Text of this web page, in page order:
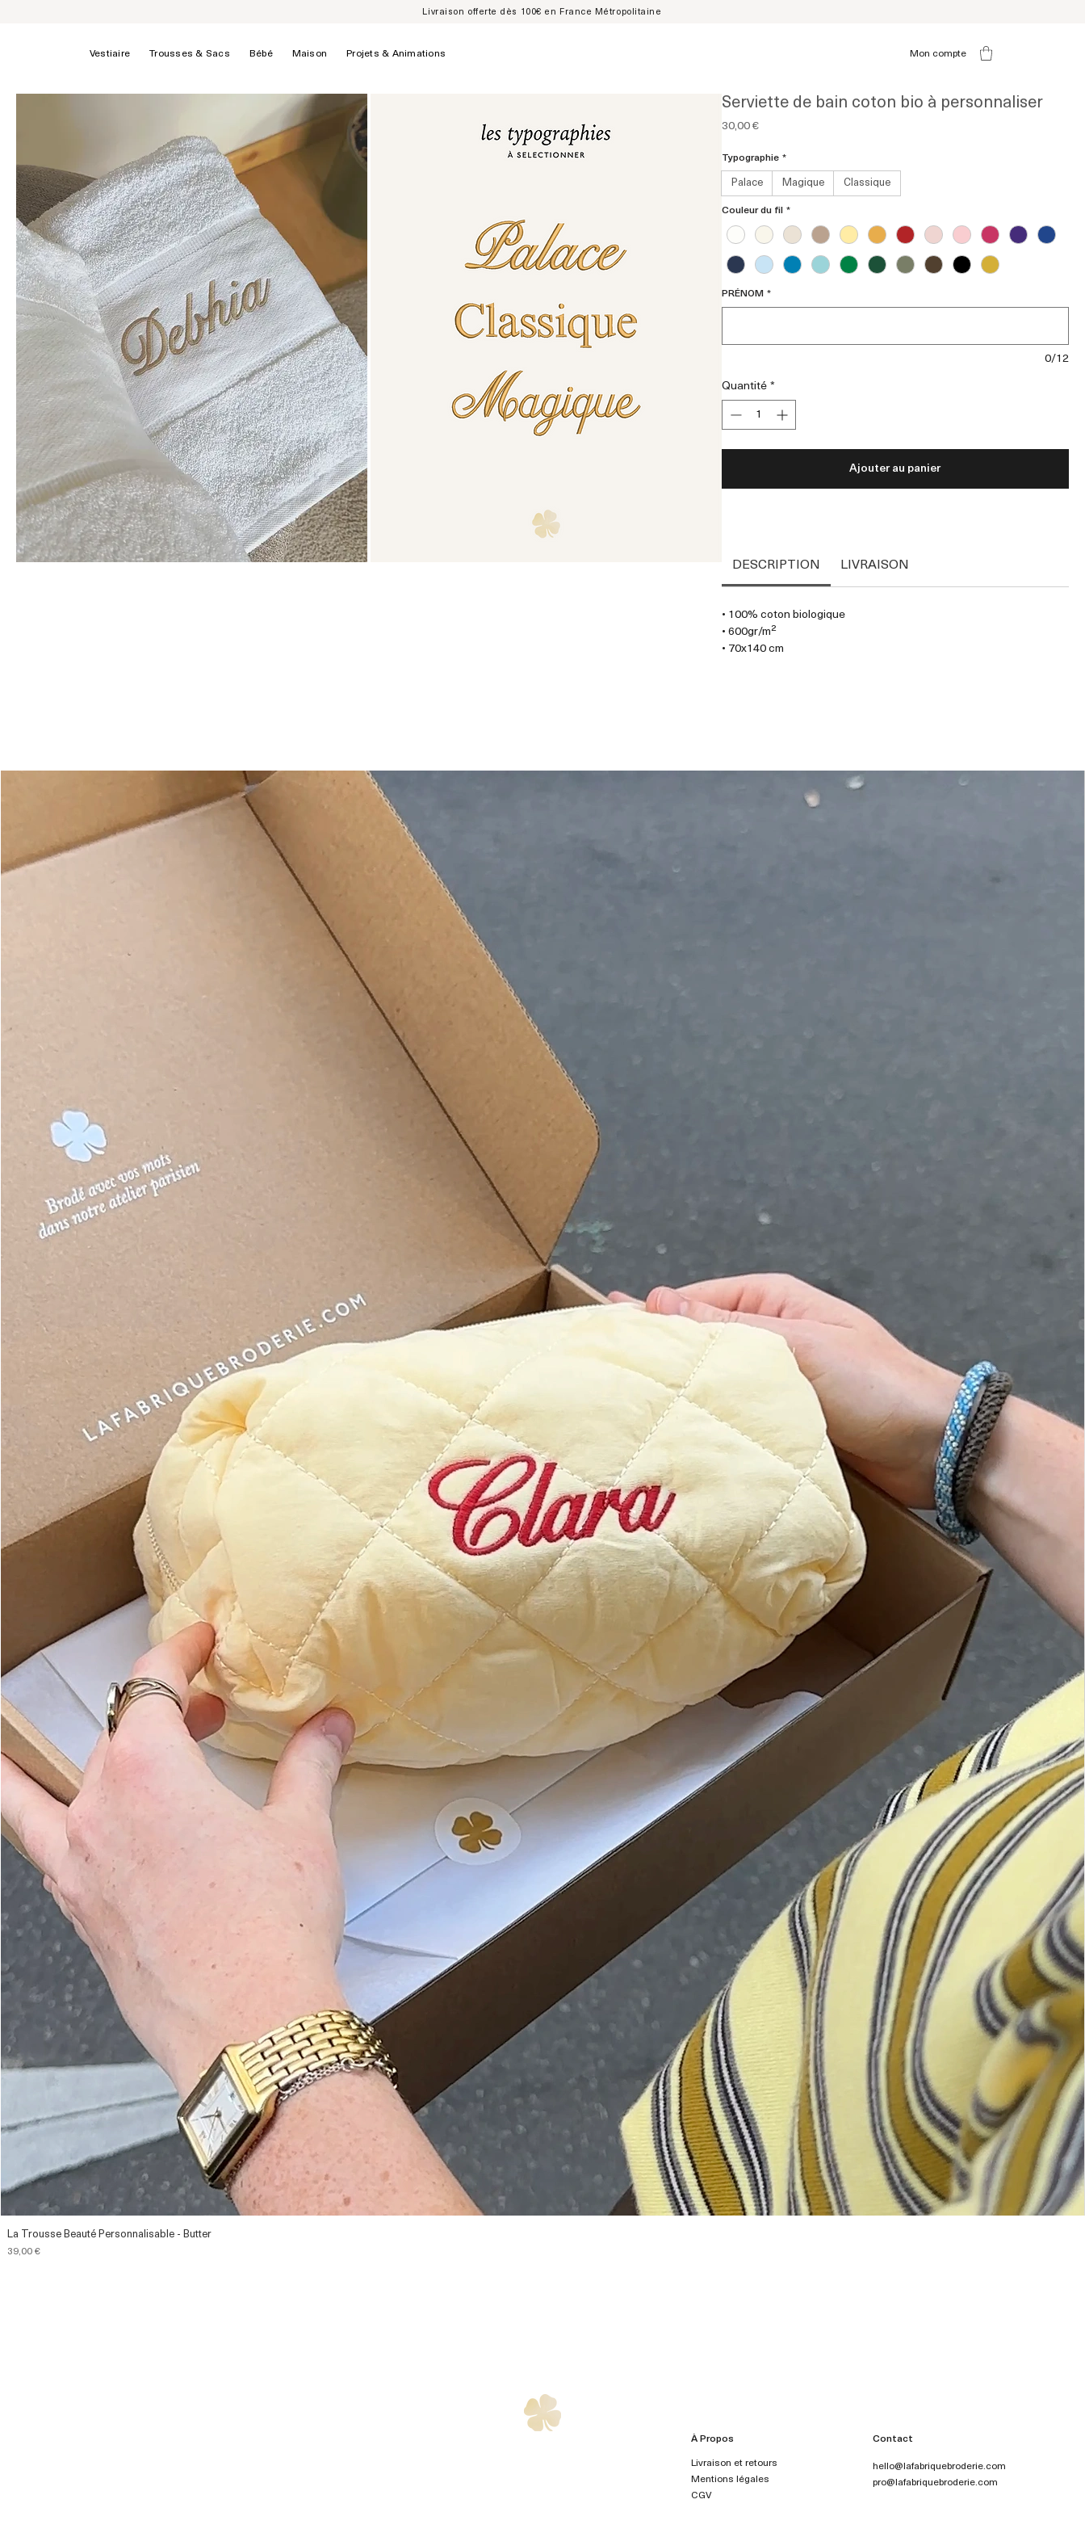
Livraison offerte dès 100€ en France Métropolitaine
Vestiaire Trousses & Sacs Bébé Maison Projets & Animations Mon compte
Serviette de bain coton bio à personnaliser
30,00 €Prix
Typographie *
Palace Magique Classique
Couleur du fil *
PRÉNOM *
0/12
Quantité *
Ajouter au panier
DESCRIPTION LIVRAISON
• 100% coton biologique
• 600gr/m²
• 70x140 cm
La Trousse Beauté Personnalisable - Butter
Prix
39,00 €
À Propos
Livraison et retours
Mentions légales
CGV
Contact
hello@lafabriquebroderie.com
pro@lafabriquebroderie.com